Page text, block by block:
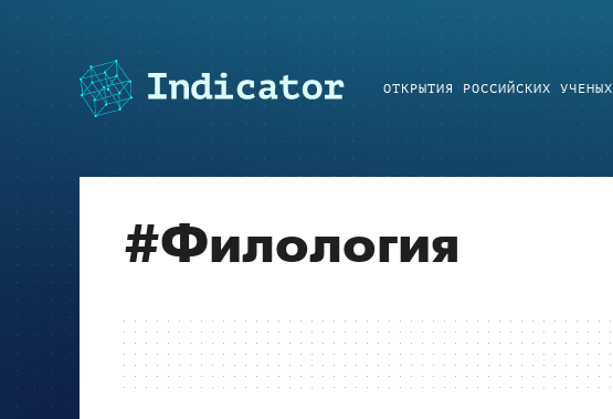
ОТКРЫТИЯ РОССИЙСКИХ УЧЕНЫХ
#Филология